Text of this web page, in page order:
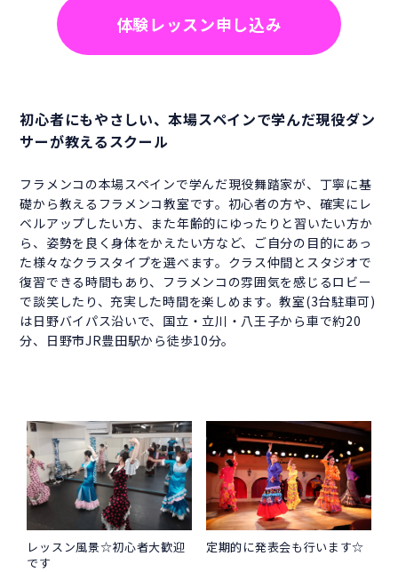
体験レッスン申し込み
初心者にもやさしい、本場スペインで学んだ現役ダン
サーが教えるスクール
フラメンコの本場スペインで学んだ現役舞踏家が、丁寧に基
礎から教えるフラメンコ教室です。初心者の方や、確実にレ
ベルアップしたい方、また年齢的にゆったりと習いたい方か
ら、姿勢を良く身体をかえたい方など、ご自分の目的にあっ
た様々なクラスタイプを選べます。クラス仲間とスタジオで
復習できる時間もあり、フラメンコの雰囲気を感じるロビー
で談笑したり、充実した時間を楽しめます。教室(3台駐車可)
は日野バイパス沿いで、国立・立川・八王子から車で約20
分、日野市JR豊田駅から徒歩10分。
レッスン風景☆初心者大歓迎
です
定期的に発表会も行います☆